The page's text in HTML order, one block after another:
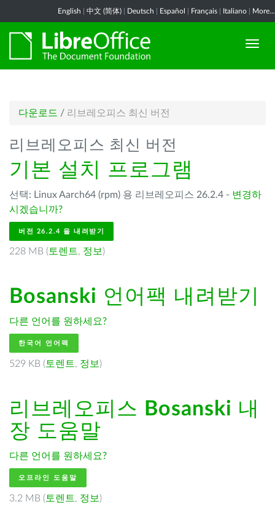
English 中文 (简体) Deutsch Español Français Italiano More...
다운로드 / 리브레오피스 최신 버전
리브레오피스 최신 버전
기본 설치 프로그램
선택: Linux Aarch64 (rpm) 용 리브레오피스 26.2.4 - 변경하
시겠습니까?
버전 26.2.4 을 내려받기
228 MB ( 토렌트, 정보 )
Bosanski 언어팩 내려받기
다른 언어를 원하세요?
한국어 언어팩
529 KB ( 토렌트, 정보 )
리브레오피스 Bosanski 내
장 도움말
다른 언어를 원하세요?
오프라인 도움말
3.2 MB ( 토렌트, 정보 )